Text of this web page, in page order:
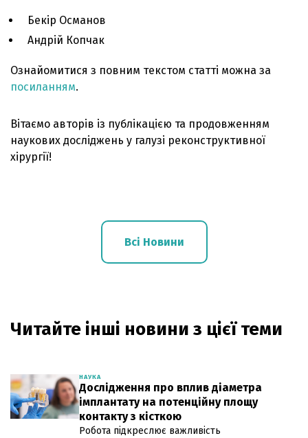
Бекір Османов
Андрій Копчак
Ознайомитися з повним текстом статті можна за
посиланням.
Вітаємо авторів із публікацією та продовженням
наукових досліджень у галузі реконструктивної
хірургії!
Всі Новини
Читайте інші новини з цієї теми
НАУКА
Дослідження про вплив діаметра
імплантату на потенційну площу
контакту з кісткою
Робота підкреслює важливість